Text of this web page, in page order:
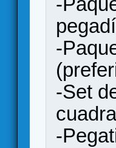
-
-Set
-